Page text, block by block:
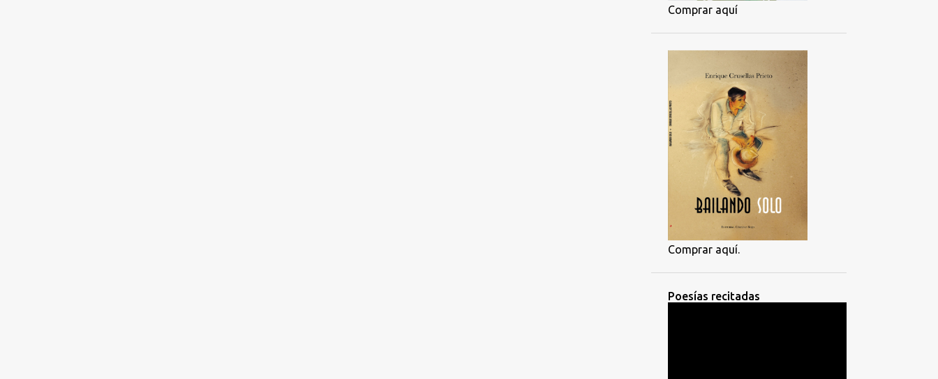
Comprar aquí
Comprar aquí.
Poesías recitadas